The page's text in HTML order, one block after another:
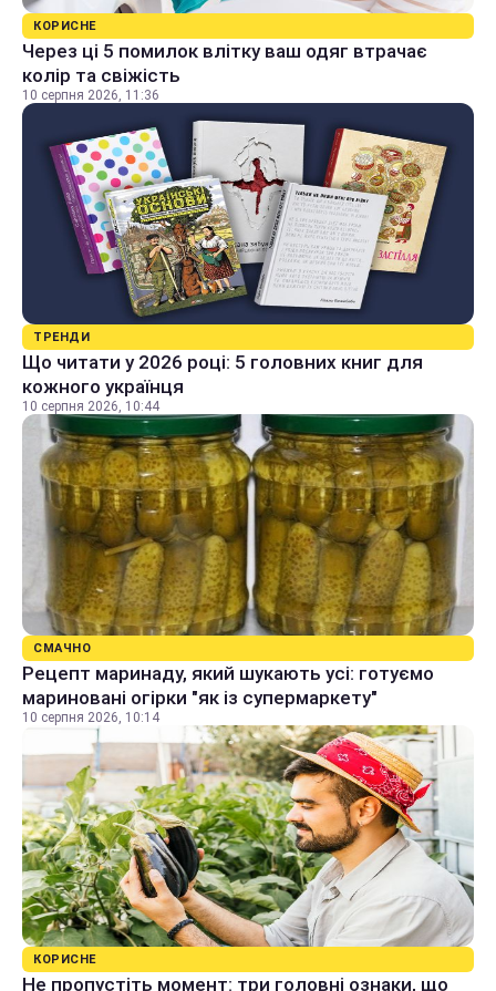
КОРИСНЕ
Через ці 5 помилок влітку ваш одяг втрачає
колір та свіжість
10 серпня 2026, 11:36
ТРЕНДИ
Що читати у 2026 році: 5 головних книг для
кожного українця
10 серпня 2026, 10:44
СМАЧНО
Рецепт маринаду, який шукають усі: готуємо
мариновані огірки "як із супермаркету"
10 серпня 2026, 10:14
КОРИСНЕ
Не пропустіть момент: три головні ознаки, що